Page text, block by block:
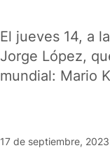
El jueves 14, a
Jorge López,
mundial: Mario
17 de septiembre, 2023